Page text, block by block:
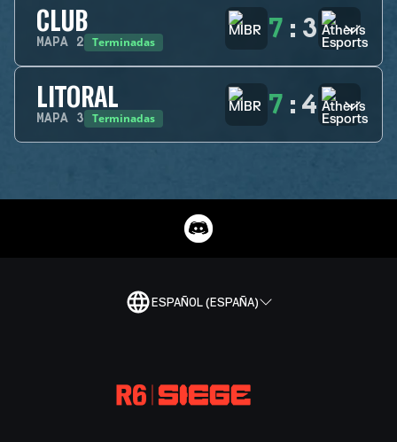
CLUB
MAPA 2 Terminadas 7 : 3
LITORAL
MAPA 3 Terminadas 7 : 4
ESPAÑOL (ESPAÑA)